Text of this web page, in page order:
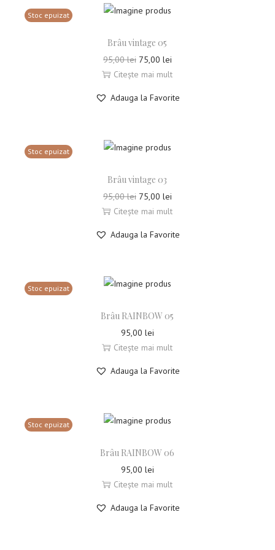
Stoc epuizat
Brâu vintage 05
95,00lei 75,00 lei
Citește mai mult
Adauga la Favorite
Stoc epuizat
Brâu vintage 03
95,00lei 75,00 lei
Citește mai mult
Adauga la Favorite
Stoc epuizat
Brâu RAINBOW 05
95,00 lei
Citește mai mult
Adauga la Favorite
Stoc epuizat
Brâu RAINBOW 06
95,00 lei
Citește mai mult
Adauga la Favorite